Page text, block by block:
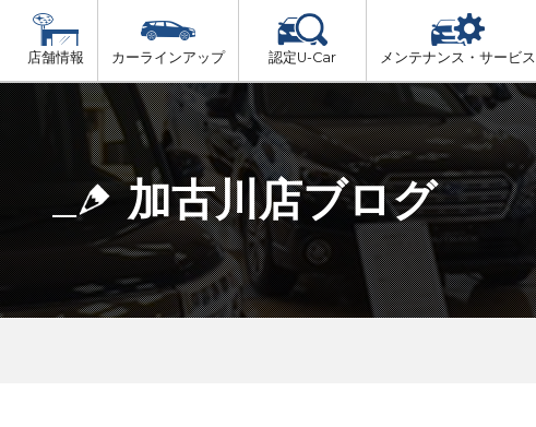
店舗情報
覧 但馬
播磨
阪神方面
カーラインアップ 認定U-Car メンテナンス・サービス
ス 車検（法定24か月点検）
法定 12ヶ月 点検
6ヶ月ごとの セーフティ チェック
車検 3ヶ月前 無料診断
加古川店ブログ